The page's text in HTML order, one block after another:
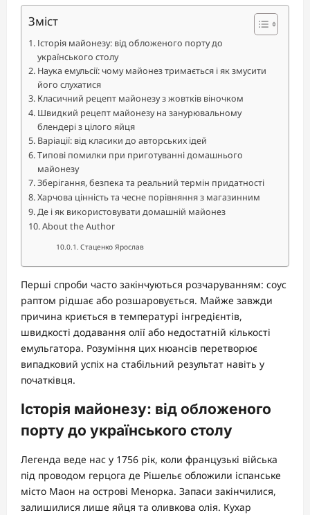
Зміст
Історія майонезу: від обложеного порту до
українського столу
Наука емульсії: чому майонез тримається і як змусити
його слухатися
Класичний рецепт майонезу з жовтків віночком
Швидкий рецепт майонезу на занурювальному
блендері з цілого яйця
Варіації: від класики до авторських ідей
Типові помилки при приготуванні домашнього
майонезу
Зберігання, безпека та реальний термін придатності
Харчова цінність та чесне порівняння з магазинним
Де і як використовувати домашній майонез
About the Author
Стаценко Ярослав
Перші спроби часто закінчуються розчаруванням: соус
раптом рідшає або розшаровується. Майже завжди
причина криється в температурі інгредієнтів,
швидкості додавання олії або недостатній кількості
емульгатора. Розуміння цих нюансів перетворює
випадковий успіх на стабільний результат навіть у
початківця.
Історія майонезу: від обложеного
порту до українського столу
Легенда веде нас у 1756 рік, коли французькі війська
під проводом герцога де Рішельє обложили іспанське
місто Маон на острові Менорка. Запаси закінчилися,
залишилися лише яйця та оливкова олія. Кухар